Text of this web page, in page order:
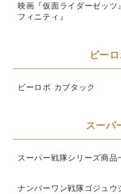
映画『仮面ライダーゼッ
フィニティ』
ビー
ビーロボ カブタック
スーパ
スーパー戦隊シリーズ商品
ナンバーワン戦隊ゴジュウ